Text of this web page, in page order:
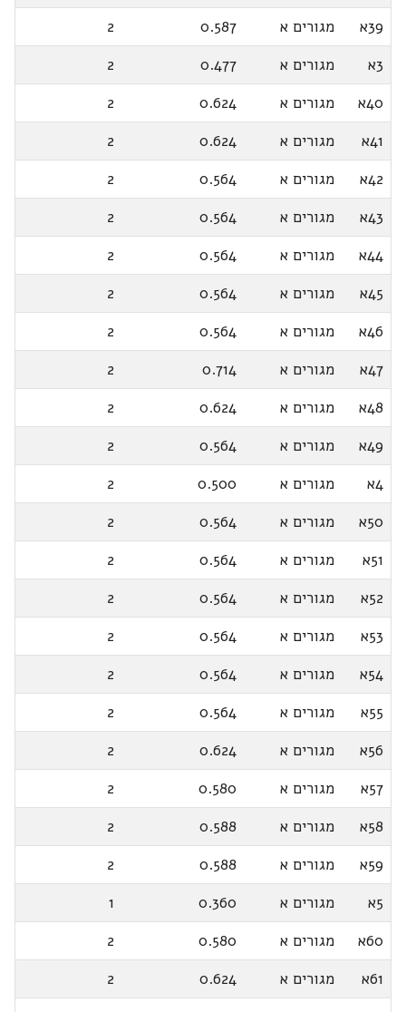
39א
מגורים א 0.587
2
3א
מגורים א 0.477
2
40א
מגורים א 0.624
2
41א
מגורים א 0.624
2
42א
מגורים א 0.564
2
43א
מגורים א 0.564
2
44א
מגורים א 0.564
2
45א
מגורים א 0.564
2
46א
מגורים א 0.564
2
47א
מגורים א 0.714
2
48א
מגורים א 0.624
2
49א
מגורים א 0.564
2
4א
מגורים א 0.500
2
50א
מגורים א 0.564
2
51א
מגורים א 0.564
2
52א
מגורים א 0.564
2
53א
מגורים א 0.564
2
54א
מגורים א 0.564
2
55א
מגורים א 0.564
2
56א
מגורים א 0.624
2
57א
מגורים א 0.580
2
58א
מגורים א 0.588
2
59א
מגורים א 0.588
2
5א
מגורים א 0.360
1
60א
מגורים א 0.580
2
61א
מגורים א 0.624
2